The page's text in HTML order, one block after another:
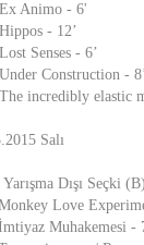
Animo - 6'
- 12’
Senses - 6’
Construction - 8’
incredibly elastic
Salı
Yarışma Dışı Seçki (B)
Love
Muhakemesi -